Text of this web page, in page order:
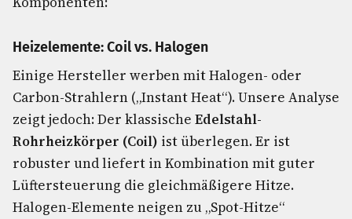
Heizelemente: Coil vs. Halogen
Einige Hersteller werben mit Halogen- oder
Carbon-Strahlern („Instant Heat“). Unsere Analyse
zeigt jedoch: Der klassische Edelstahl-
Rohrheizkörper (Coil) ist überlegen. Er ist
robuster und liefert in Kombination mit guter
Lüftersteuerung die gleichmäßigere Hitze.
Halogen-Elemente neigen zu „Spot-Hitze“